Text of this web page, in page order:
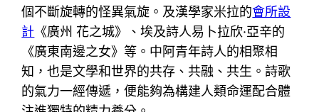
個不斷旋轉的怪異氣旋。及漢學家米拉的會所設
計 《廣州 花之城》、埃及詩人易卜拉欣·亞辛的
《廣東南邊之女》等。中阿青年詩人的相聚相
知，也是文學和世界的共存、共融、共生。詩歌
的氣力一經傳遞，便能夠為構建人類命運配合體